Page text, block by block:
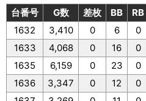
台番号 G数 差枚 BB RB
1632
3,410 0 6 0
1633
4,068 0 16 0
1635
6,159 0 23 0
1636
3,347 0 12 0